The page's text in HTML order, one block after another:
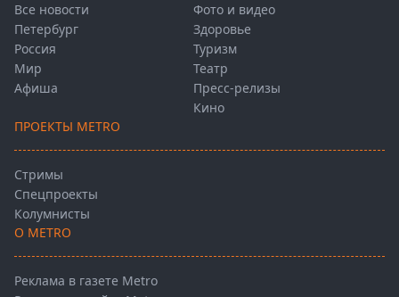
Все новости
Петербург
Россия
Мир
Афиша
Фото и видео
Здоровье
Туризм
Театр
Пресс-релизы
Кино
ПРОЕКТЫ METRO
Стримы
Спецпроекты
Колумнисты
О METRO
Реклама в газете Metro